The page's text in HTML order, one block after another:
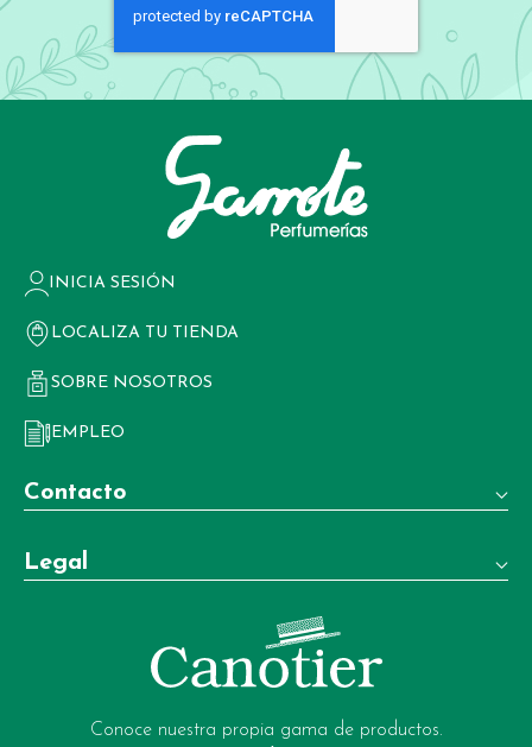
INICIA SESIÓN
LOCALIZA TU TIENDA
SOBRE NOSOTROS
EMPLEO
Contacto
Teléfono:
+34 981 22 97 83
+34 604 02 37 06
garrote-web@perfumeriagarrote.es
Legal
Términos y condiciones de venta
Política de privacidad
Conoce nuestra propia gama de productos.